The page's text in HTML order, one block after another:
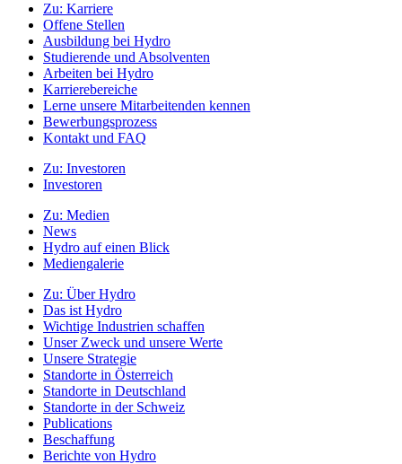
Zu: Karriere
Offene Stellen
Ausbildung bei Hydro
Studierende und Absolventen
Arbeiten bei Hydro
Karrierebereiche
Lerne unsere Mitarbeitenden kennen
Bewerbungsprozess
Kontakt und FAQ
Zu: Investoren
Investoren
Zu: Medien
News
Hydro auf einen Blick
Mediengalerie
Zu: Über Hydro
Das ist Hydro
Wichtige Industrien schaffen
Unser Zweck und unsere Werte
Unsere Strategie
Standorte in Österreich
Standorte in Deutschland
Standorte in der Schweiz
Publications
Beschaffung
Berichte von Hydro